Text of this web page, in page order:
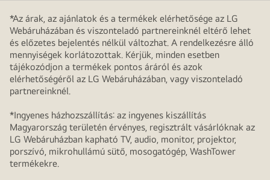
*Az árak, az ajánlatok és a termékek elérhetősége az LG
Webáruházában és viszonteladó partnereinknél eltérő lehet
és előzetes bejelentés nélkül változhat. A rendelkezésre álló
mennyiségek korlátozottak. Kérjük, minden esetben
tájékozódjon a termékek pontos áráról és azok
elérhetőségéről az LG Webáruházában, vagy viszonteladó
partnereinknél.
*Ingyenes házhozszállítás: az ingyenes kiszállítás
Magyarország területén érvényes, regisztrált vásárlóknak az
LG Webáruházban kapható TV, audio, monitor, projektor,
porszívó, mikrohullámú sütő, mosogatógép, WashTower
termékekre.